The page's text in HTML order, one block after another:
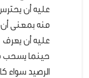
عليه أن
منه بمعنى أن
عليه أن يعرف
حينما يسحب
الرصيد سواء